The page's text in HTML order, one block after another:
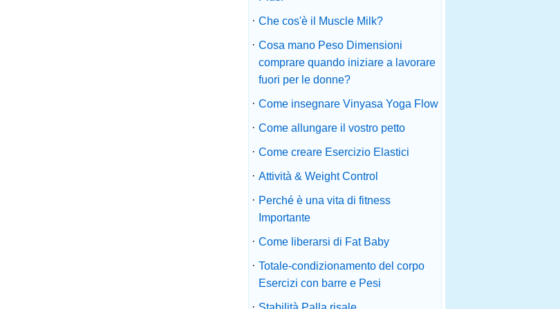
· Che cos'è il Muscle Milk?
· Cosa mano Peso Dimensioni
comprare quando iniziare a lavorare
fuori per le donne?
· Come insegnare Vinyasa Yoga Flow
· Come allungare il vostro petto
· Come creare Esercizio Elastici
· Attività & Weight Control
· Perché è una vita di fitness
Importante
· Come liberarsi di Fat Baby
· Totale-condizionamento del corpo
Esercizi con barre e Pesi
·